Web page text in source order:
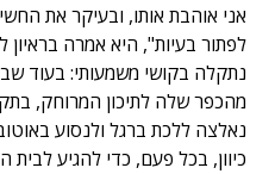
אני אוהבת אותו, ובעיקר את
לפתור בעיות", היא אמרה בראיון ל
נתקלה בקושי משמעותי: בעוד
מהכפר שלה לתיכון המרוחק,
נאלצה ללכת ברגל ולנסוע
כיוון, בכל פעם, כדי להגיע לבית